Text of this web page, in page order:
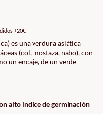
+20€
es una verdura asiática
(col, mostaza, nabo), con
un encaje, de un verde
alto índice de germinación